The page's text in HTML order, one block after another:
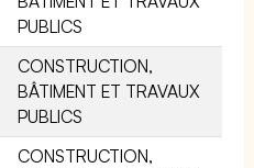
PUBLICS
CONSTRUCTION,
BÂTIMENT ET TRAVAUX
PUBLICS
CONSTRUCTION,